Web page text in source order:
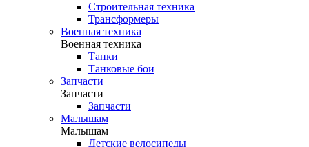
Строительная техника
Трансформеры
Военная техника
Военная техника
Танки
Танковые бои
Запчасти
Запчасти
Запчасти
Малышам
Малышам
Детские велосипеды